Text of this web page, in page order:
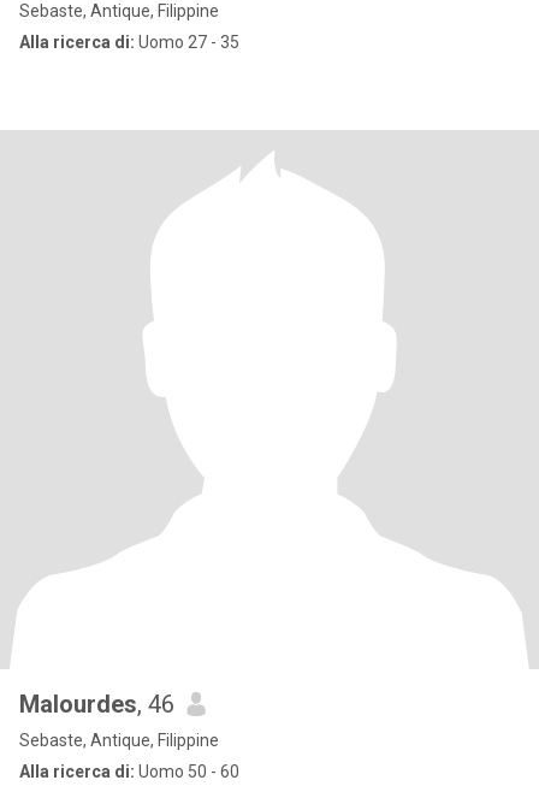
Sebaste, Antique, Filippine
Alla ricerca di: Uomo 27 - 35
Malourdes, 46
Sebaste, Antique, Filippine
Alla ricerca di: Uomo 50 - 60